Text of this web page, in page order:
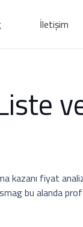
İletişim
kazanı fiyat
bu alanda